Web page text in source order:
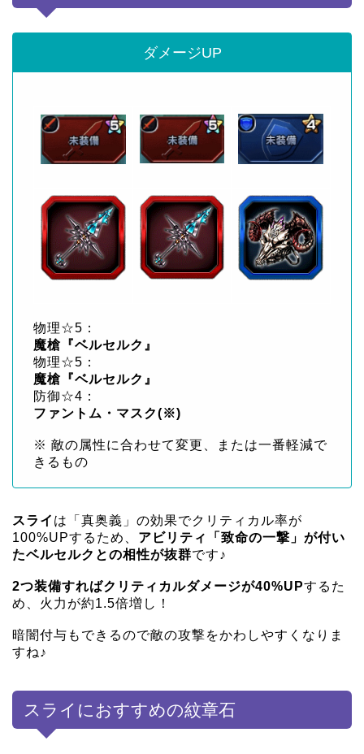
ダメージUP
物理☆5：
魔槍『ベルセルク』
物理☆5：
魔槍『ベルセルク』
防御☆4：
ファントム・マスク(※)
※ 敵の属性に合わせて変更、または一番軽減で
きるもの
スライ は「真奥義」の効果でクリティカル率が
100%UPするため、 アビリティ「致命の一撃」が付い
たベルセルクとの相性が抜群です♪
2つ装備すればクリティカルダメージが40%UPするた
め、火力が約1.5倍増し！
暗闇付与もできるので敵の攻撃をかわしやすくなりま
すね♪
スライにおすすめの紋章石